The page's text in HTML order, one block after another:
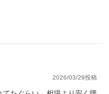
2026/03/29投稿